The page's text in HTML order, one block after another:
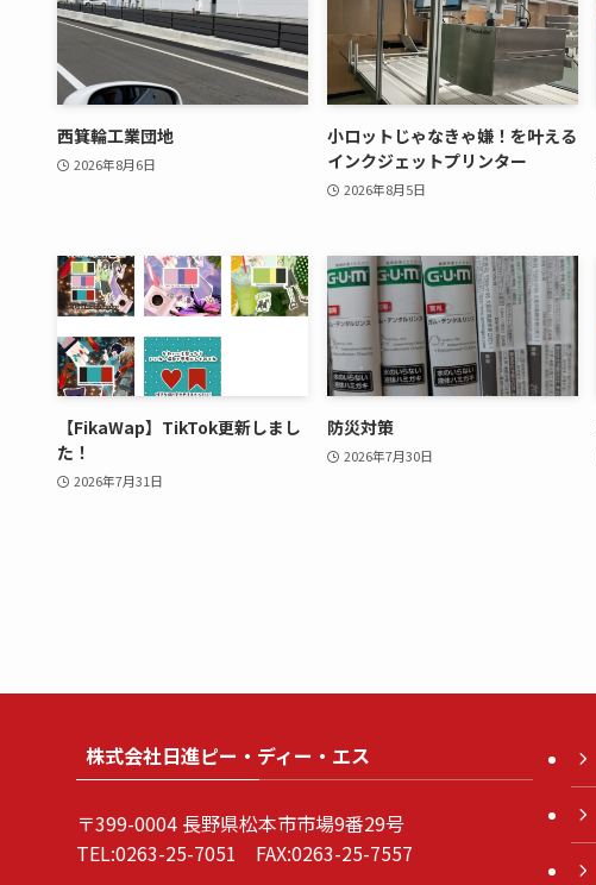
西箕輪工業団地
2026年8月6日
小ロットじゃなきゃ嫌！を叶える
インクジェットプリンター
2026年8月5日
【FikaWap】TikTok更新しまし
た！
2026年7月31日
防災対策
2026年7月30日
株式会社日進ピー・ディー・エス
〒399-0004 長野県松本市市場9番29号
TEL:0263-25-7051 FAX:0263-25-7557